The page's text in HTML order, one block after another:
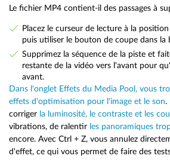
Le fichier MP4 contient-il des passages à
Placez le curseur de lecture à la
puis utiliser le bouton de coupe dans la
Supprimez la séquence de la piste et
restante de la vidéo vers l'avant pour
avant.
Dans l'onglet Effets du Media Pool, vous
effets d'optimisation pour l'image et le son.
corriger la luminosité, le contraste et les
vibrations, de ralentir les panoramiques
encore. Avec Ctrl + Z, vous annulez
d'effet, ce qui vous permet de faire des